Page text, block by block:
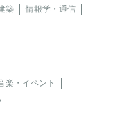
築
情報学・通信
楽・イベント